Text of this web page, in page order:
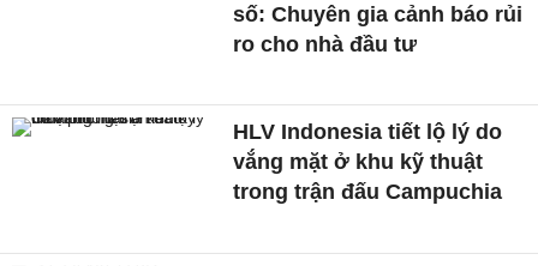
số: Chuyên gia cảnh báo rủi
ro cho nhà đầu tư
HLV Indonesia tiết lộ lý do
vắng mặt ở khu kỹ thuật
trong trận đấu Campuchia